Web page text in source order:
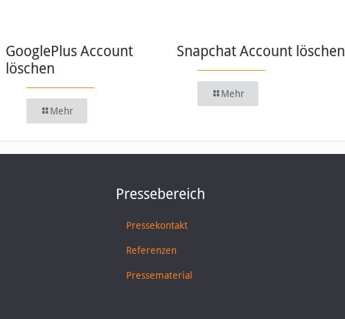
GooglePlus Account
löschen
Mehr
Snapchat Account löschen
Mehr
Pressebereich
Pressekontakt
Referenzen
Pressematerial